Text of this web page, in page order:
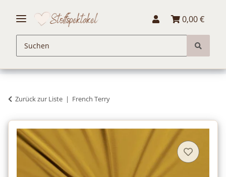
0,00 €
Zurück zur Liste French Terry